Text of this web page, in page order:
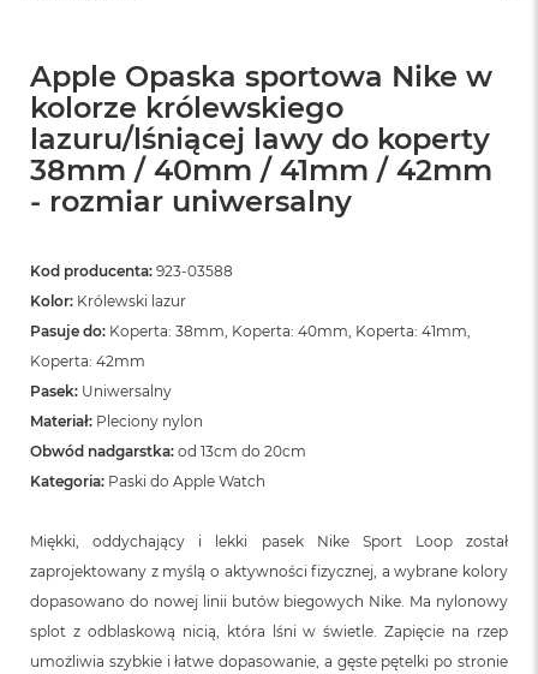
Apple Opaska sportowa Nike w
kolorze królewskiego
lazuru/lśniącej lawy do koperty
38mm / 40mm / 41mm / 42mm
- rozmiar uniwersalny
Kod producenta: 923-03588
Kolor: Królewski lazur
Pasuje do: Koperta: 38mm, Koperta: 40mm, Koperta: 41mm,
Koperta: 42mm
Pasek: Uniwersalny
Materiał: Pleciony nylon
Obwód nadgarstka: od 13cm do 20cm
Kategoria: Paski do Apple Watch
Miękki, oddychający i lekki pasek Nike Sport Loop został
zaprojektowany z myślą o aktywności fizycznej, a wybrane kolory
dopasowano do nowej linii butów biegowych Nike. Ma nylonowy
splot z odblaskową nicią, która lśni w świetle. Zapięcie na rzep
umożliwia szybkie i łatwe dopasowanie, a gęste pętelki po stronie